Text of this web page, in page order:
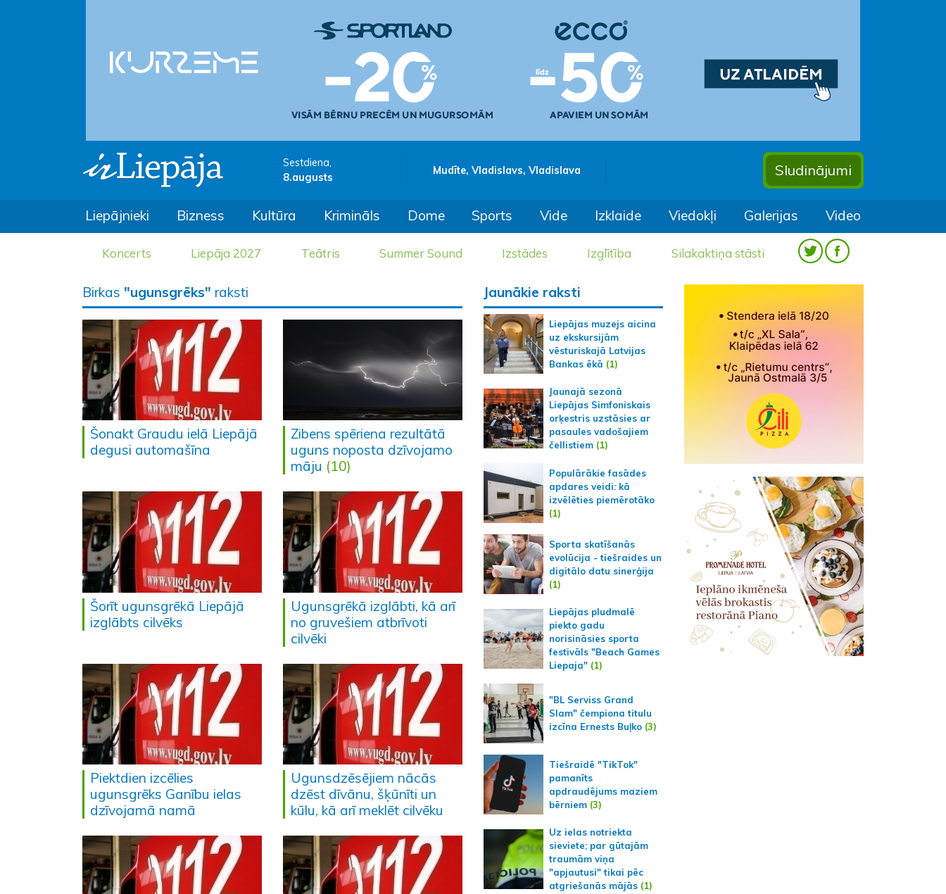
Sestdiena,
8.augusts
Mudīte, Vladislavs, Vladislava Sludinājumi
Liepājnieki Bizness Kultūra Krimināls Dome Sports Vide Izklaide Viedokļi Galerijas Video
Koncerts Liepāja 2027 Teātris Summer Sound Izstādes Izglītība Silakaktiņa stāsti
Birkas "ugunsgrēks" raksti
Šonakt Graudu ielā Liepājā
degusi automašīna
Zibens spēriena rezultātā
uguns noposta dzīvojamo
māju (10)
Šorīt ugunsgrēkā Liepājā
izglābts cilvēks
Ugunsgrēkā izglābti, kā arī
no gruvešiem atbrīvoti
cilvēki
Piektdien izcēlies
ugunsgrēks Ganību ielas
dzīvojamā namā
Ugunsdzēsējiem nācās
dzēst dīvānu, šķūnīti un
kūlu, kā arī meklēt cilvēku
Jaunākie raksti
Liepājas muzejs aicina
uz ekskursijām
vēsturiskajā Latvijas
Bankas ēkā (1)
Jaunajā sezonā
Liepājas Simfoniskais
orķestris uzstāsies ar
pasaules vadošajiem
čellistiem (1)
Populārākie fasādes
apdares veidi: kā
izvēlēties piemērotāko
(1)
Sporta skatīšanās
evolūcija - tiešraides un
digitālo datu sinerģija
(1)
Liepājas pludmalē
piekto gadu
norisināsies sporta
festivāls "Beach Games
Liepaja" (1)
"BL Serviss Grand
Slam" čempiona titulu
izcīna Ernests Buļko (3)
Tiešraidē "TikTok"
pamanīts
apdraudējums maziem
bērniem (3)
Uz ielas notriekta
sieviete; par gūtajām
traumām viņa
"apjautusi" tikai pēc
atgriešanās mājās (1)